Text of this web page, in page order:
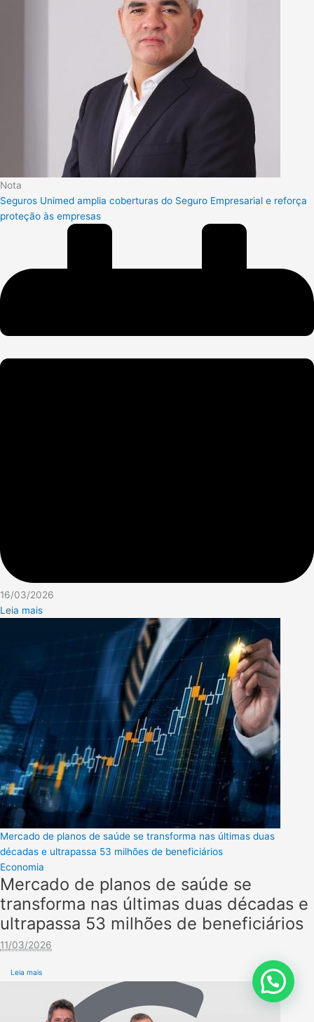
Nota
Seguros Unimed amplia coberturas do Seguro Empresarial e reforça
proteção às empresas
16/03/2026
Leia mais
Mercado de planos de saúde se transforma nas últimas duas
décadas e ultrapassa 53 milhões de beneficiários
Economia
Mercado de planos de saúde se
transforma nas últimas duas décadas e
ultrapassa 53 milhões de beneficiários
11/03/2026
Leia mais